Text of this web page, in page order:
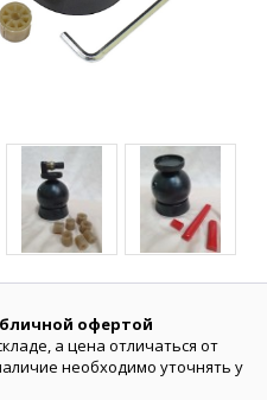
офертой
а цена отличаться от
необходимо уточнять у